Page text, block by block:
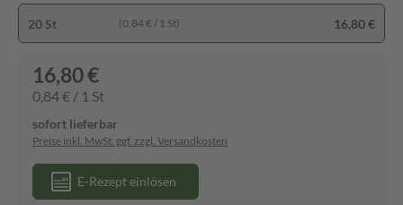
20 St (0,84 € / 1 St) 16,80 €
16,80 €
0,84 € / 1 St
sofort lieferbar
Preise inkl. MwSt. ggf. zzgl. Versandkosten
E-Rezept einlösen